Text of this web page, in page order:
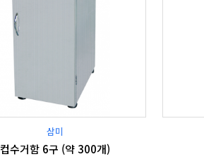
삼미
컵수거함 6구 (약 300개)